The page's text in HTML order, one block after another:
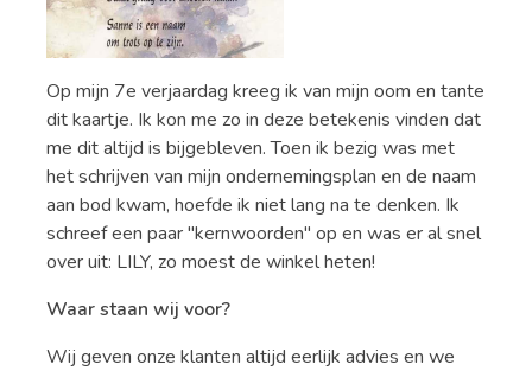
Op mijn 7e verjaardag kreeg ik van mijn oom en tante
dit kaartje. Ik kon me zo in deze betekenis vinden dat
me dit altijd is bijgebleven. Toen ik bezig was met
het schrijven van mijn ondernemingsplan en de naam
aan bod kwam, hoefde ik niet lang na te denken. Ik
schreef een paar "kernwoorden" op en was er al snel
over uit: LILY, zo moest de winkel heten!
Waar staan wij voor?
Wij geven onze klanten altijd eerlijk advies en we